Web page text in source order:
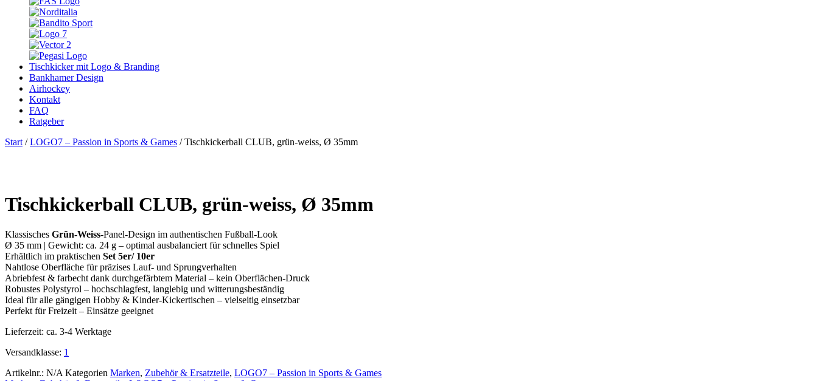
Tischkicker mit Logo & Branding
Bankhamer Design
Airhockey
Kontakt
FAQ
Ratgeber
Start /LOGO7 – Passion in Sports & Games / Tischkickerball CLUB, grün-weiss, Ø 35mm
Tischkickerball CLUB, grün-weiss, Ø 35mm
Klassisches Grün-Weiss-Panel-Design im authentischen Fußball-Look
Ø 35 mm | Gewicht: ca. 24 g – optimal ausbalanciert für schnelles Spiel
Erhältlich im praktischen Set 5er/ 10er
Nahtlose Oberfläche für präzises Lauf- und Sprungverhalten
Abriebfest & farbecht dank durchgefärbtem Material – kein Oberflächen-Druck
Robustes Polystyrol – hochschlagfest, langlebig und witterungsbeständig
Ideal für alle gängigen Hobby & Kinder-Kickertischen – vielseitig einsetzbar
Perfekt für Freizeit – Einsätze geeignet
Lieferzeit: ca. 3-4 Werktage
Versandklasse: 1
Artikelnr.: N/A Kategorien Marken, Zubehör & Ersatzteile, LOGO7 – Passion in Sports & Games